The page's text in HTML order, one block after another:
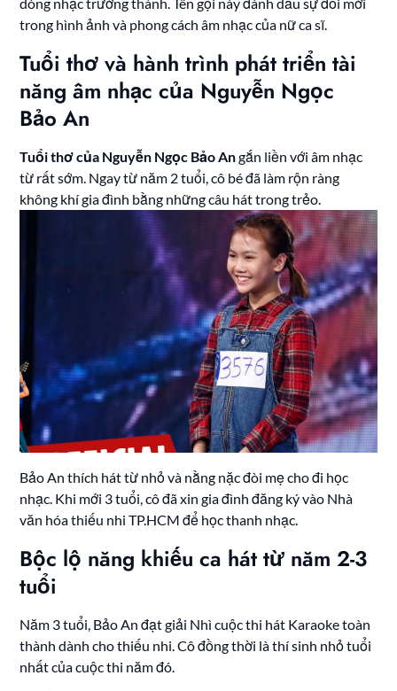
dòng nhạc trưởng thành. Tên gọi này đánh dấu sự đổi mới
trong hình ảnh và phong cách âm nhạc của nữ ca sĩ.
Tuổi thơ và hành trình phát triển tài
năng âm nhạc của Nguyễn Ngọc
Bảo An
Tuổi thơ của Nguyễn Ngọc Bảo Angắn liền với âm nhạc
từ rất sớm. Ngay từ năm 2 tuổi, cô bé đã làm rộn ràng
không khí gia đình bằng những câu hát trong trẻo.
Bảo An thích hát từ nhỏ và nằng nặc đòi mẹ cho đi học
nhạc. Khi mới 3 tuổi, cô đã xin gia đình đăng ký vào Nhà
văn hóa thiếu nhi TP.HCM để học thanh nhạc.
Bộc lộ năng khiếu ca hát từ năm 2-3
tuổi
Năm 3 tuổi, Bảo An đạt giải Nhì cuộc thi hát Karaoke toàn
thành dành cho thiếu nhi. Cô đồng thời là thí sinh nhỏ tuổi
nhất của cuộc thi năm đó.